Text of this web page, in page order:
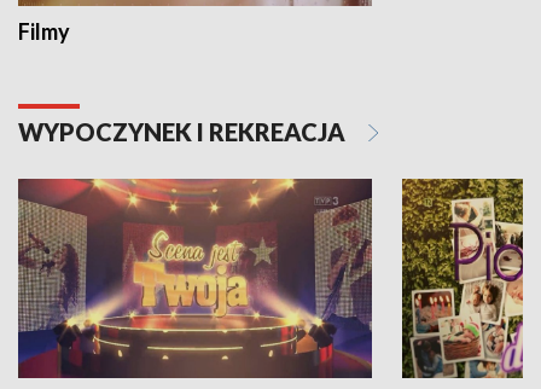
Filmy
WYPOCZYNEK I REKREACJA